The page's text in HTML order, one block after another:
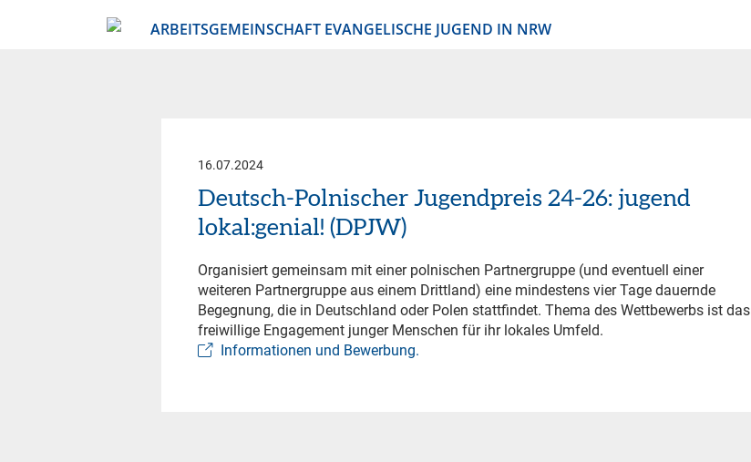
ARBEITSGEMEINSCHAFT EVANGELISCHE JUGEND IN NRW
16.07.2024
Deutsch-Polnischer Jugendpreis 24-26: jugend
lokal:genial! (DPJW)
Organisiert gemeinsam mit einer polnischen Partnergruppe (und eventuell einer
weiteren Partnergruppe aus einem Drittland) eine mindestens vier Tage dauernde
Begegnung, die in Deutschland oder Polen stattfindet. Thema des Wettbewerbs ist das
freiwillige Engagement junger Menschen für ihr lokales Umfeld.
Informationen und Bewerbung.